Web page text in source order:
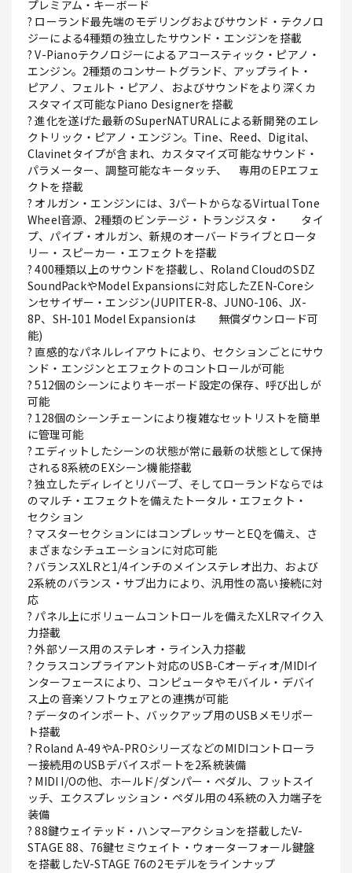
プレミアム・キーボード
? ローランド最先端のモデリングおよびサウンド・テクノロ
ジーによる4種類の独立したサウンド・エンジンを搭載
? V-Pianoテクノロジーによるアコースティック・ピアノ・
エンジン。2種類のコンサートグランド、アップライト・
ピアノ、フェルト・ピアノ、およびサウンドをより深くカ
スタマイズ可能なPiano Designerを搭載
? 進化を遂げた最新のSuperNATURALによる新開発のエレ
クトリック・ピアノ・エンジン。Tine、Reed、Digital、
Clavinetタイプが含まれ、カスタマイズ可能なサウンド・
パラメーター、調整可能なキータッチ、 専用のEPエフェ
クトを搭載
? オルガン・エンジンには、3パートからなるVirtual Tone
Wheel音源、2種類のビンテージ・トランジスタ・ タイ
プ、パイプ・オルガン、新規のオーバードライブとロータ
リー・スピーカー・エフェクトを搭載
? 400種類以上のサウンドを搭載し、Roland CloudのSDZ
SoundPackやModel Expansionsに対応したZEN-Coreシ
ンセサイザー・エンジン(JUPITER-8、JUNO-106、JX-
8P、SH-101 Model Expansionは 無償ダウンロード可
能)
? 直感的なパネルレイアウトにより、セクションごとにサウ
ンド・エンジンとエフェクトのコントロールが可能
? 512個のシーンによりキーボード設定の保存、呼び出しが
可能
? 128個のシーンチェーンにより複雑なセットリストを簡単
に管理可能
? エディットしたシーンの状態が常に最新の状態として保持
される8系統のEXシーン機能搭載
? 独立したディレイとリバーブ、そしてローランドならでは
のマルチ・エフェクトを備えたトータル・エフェクト・
セクション
? マスターセクションにはコンプレッサーとEQを備え、さ
まざまなシチュエーションに対応可能
? バランスXLRと1/4インチのメインステレオ出力、および
2系統のバランス・サブ出力により、汎用性の高い接続に対
応
? パネル上にボリュームコントロールを備えたXLRマイク入
力搭載
? 外部ソース用のステレオ・ライン入力搭載
? クラスコンプライアント対応のUSB-Cオーディオ/MIDIイ
ンターフェースにより、コンピュータやモバイル・デバイ
ス上の音楽ソフトウェアとの連携が可能
? データのインポート、バックアップ用のUSBメモリポー
ト搭載
? Roland A-49やA-PROシリーズなどのMIDIコントローラ
ー接続用のUSBデバイスポートを2系統装備
? MIDI I/Oの他、ホールド/ダンパー・ペダル、フットスイ
ッチ、エクスプレッション・ペダル用の4系統の入力端子を
装備
? 88鍵ウェイテッド・ハンマーアクションを搭載したV-
STAGE 88、76鍵セミウェイト・ウォーターフォール鍵盤
を搭載したV-STAGE 76の2モデルをラインナップ